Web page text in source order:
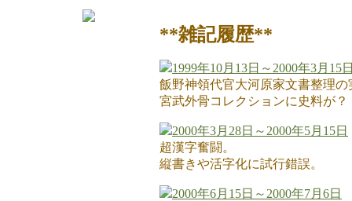
**雑記履歴**
1999年10月13日～2000年3月15
飯野神領代官大河原家文書整理の
宮武外骨コレクションに史料が？
2000年3月28日～2000年5月15日
超漢字奮闘。
縦書きや活字化に試行錯誤。
2000年6月15日～2000年7月6日